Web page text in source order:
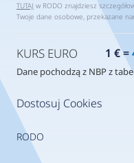
Dostosuj Cookies
RODO
TUTAJ w RODO znajdziesz
Twoje dane osobowe, przekazane
KURS EURO 1 € =
Dane pochodzą z NBP z